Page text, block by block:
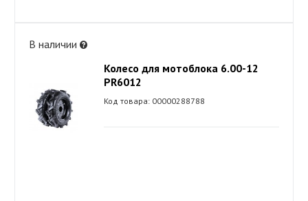
В наличии
Колесо для мотоблока 6.00-12
PR6012
Код товара: 00000288788